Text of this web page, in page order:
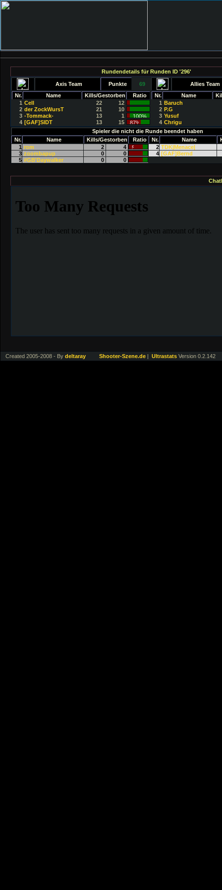
Rundendetails für Runden ID '296'
Axis Team Punkte 69
Allies Team
Nr.
Name Kills/Gestorben
Ratio
1 Cell 22
12
2 der ZockWursT 21
10
3 -Tommack- 13
1
4 [GAF]SIDT 13 15
Nr. Name
1 Baruch
2 P.G
3 Yusuf
4 Chrigu
Spieler die nicht die Runde beendet haben
Nr.
Name Kills/Gestorben Ratio Nr. Name
1 rom 2 4 2 TDK|Menace|
3 zoombapup 0 0 4 [GAF]Bernd
5 #GB'Daywalker 0 0
Created 2005-2008 - By deltaray Shooter-Szene.de| UltrastatsVersion 0.2.142